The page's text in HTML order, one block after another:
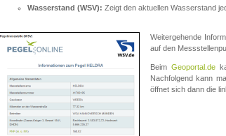
Wasserstand (WSV): Zeigt den aktuellen Wasserstand
Weitergehende
auf den
Beim Geoportal.de
Nachfolgend kann
öffnet sich dann die